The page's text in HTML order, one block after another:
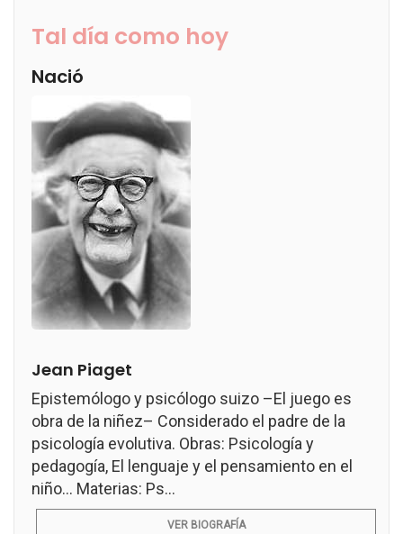
Tal día como hoy
Nació
Jean Piaget
Epistemólogo y psicólogo suizo –El juego es
obra de la niñez– Considerado el padre de la
psicología evolutiva. Obras: Psicología y
pedagogía, El lenguaje y el pensamiento en el
niño... Materias: Ps...
VER BIOGRAFÍA